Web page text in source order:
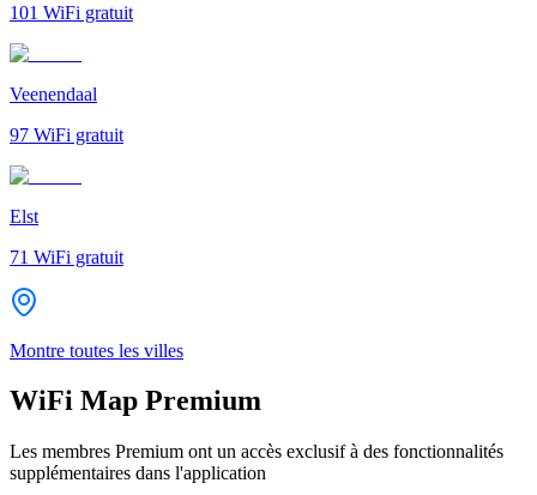
101 WiFi gratuit
Veenendaal
97 WiFi gratuit
Elst
71 WiFi gratuit
Montre toutes les villes
WiFi Map Premium
Les membres Premium ont un accès exclusif à des fonctionnalités
supplémentaires dans l'application